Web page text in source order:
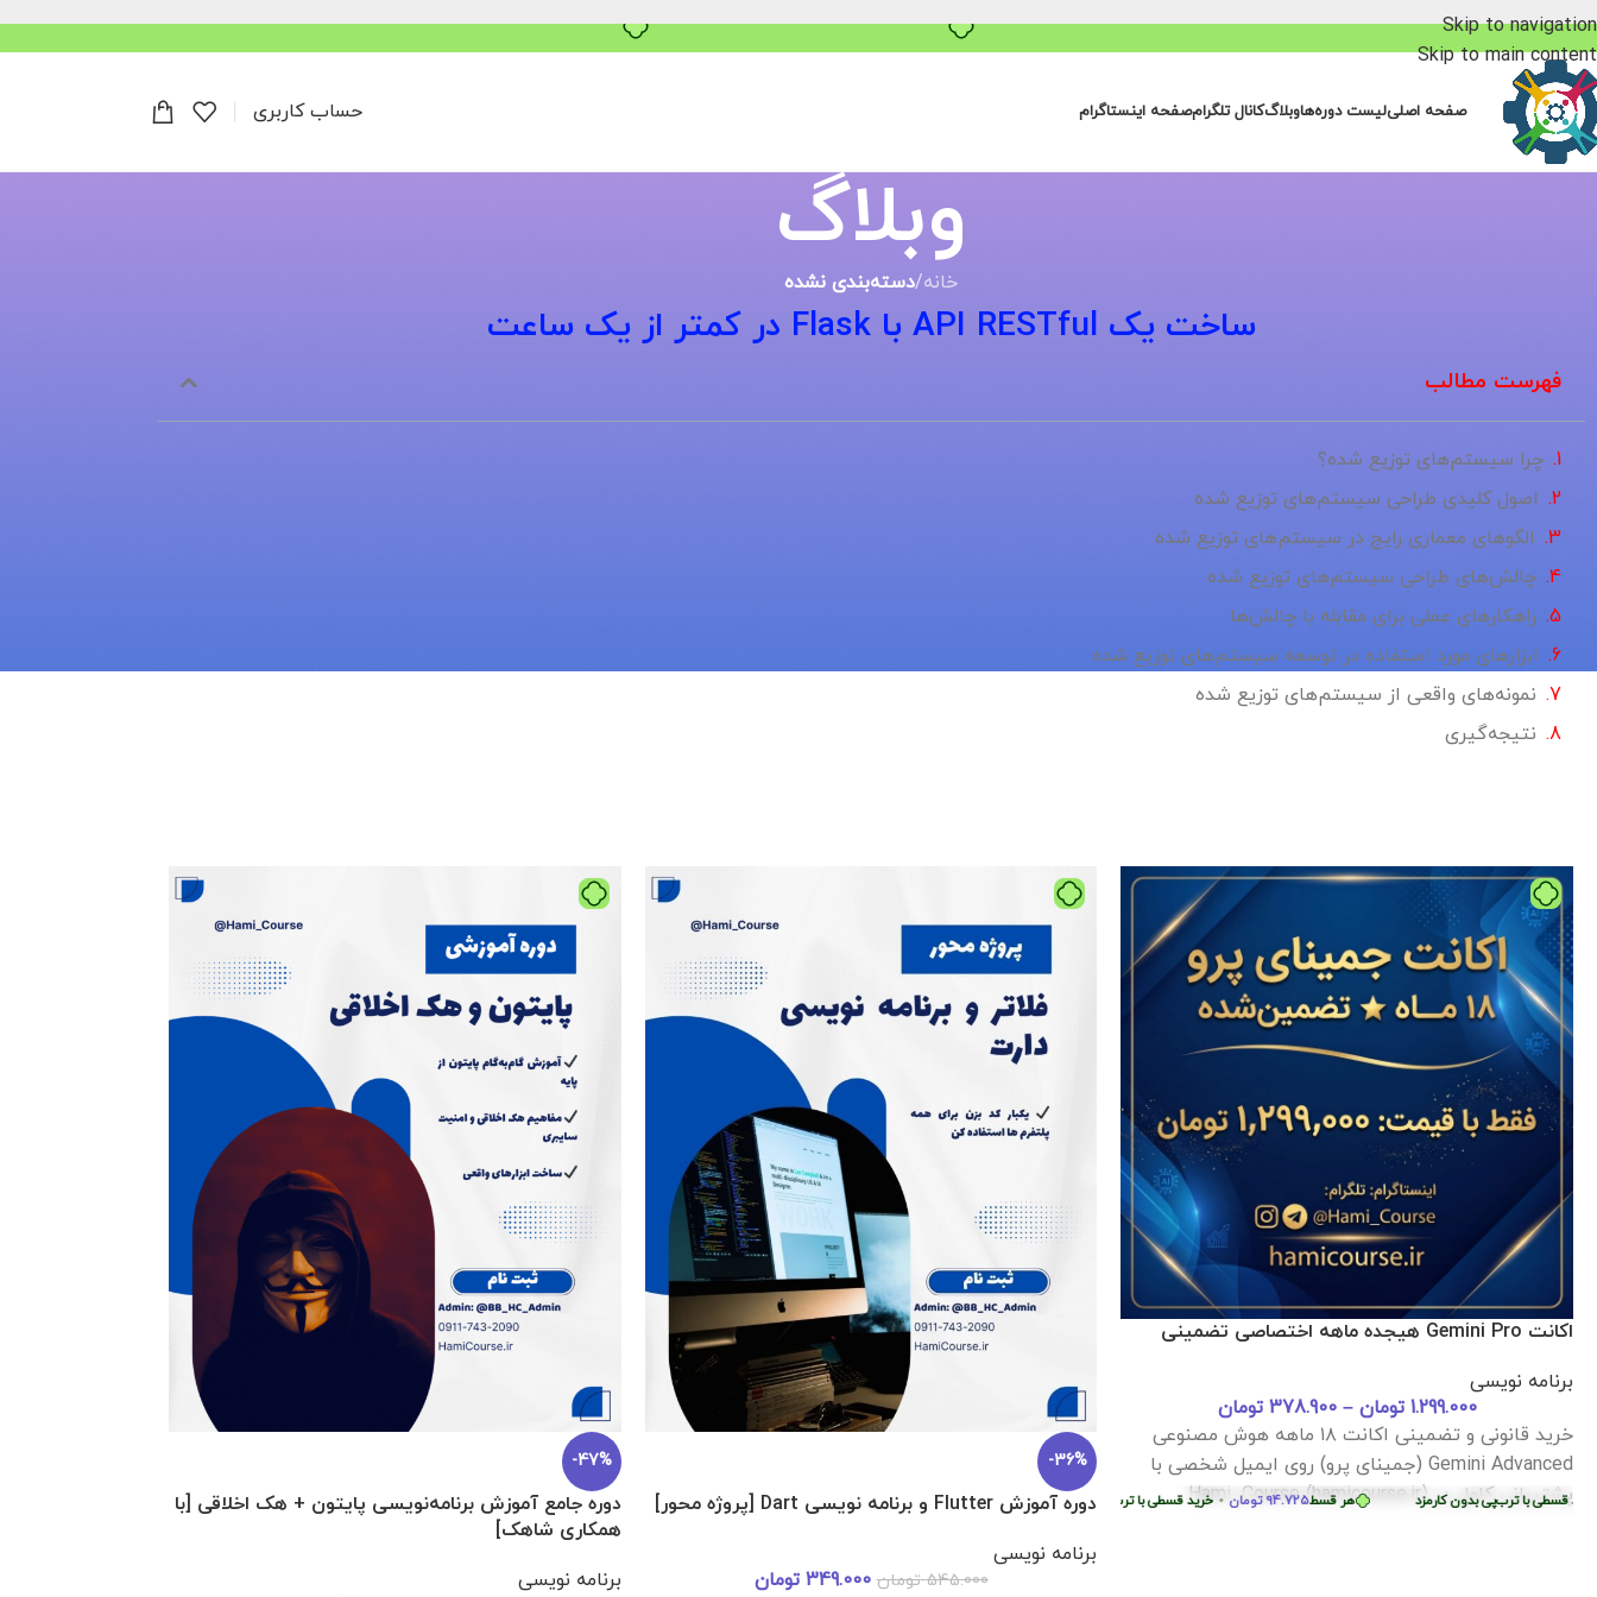
Skip to navigation
Skip to main content
صفحه اصلیلیست دوره‌هاوبلاگکانال تلگرامصفحه اینستاگرام حساب کاربری
وبلاگ
خانه/دسته‌بندی نشده
ساخت یک API RESTful با Flask در کمتر از یک ساعت
فهرست مطالب
چرا سیستم‌های توزیع شده؟
اصول کلیدی طراحی سیستم‌های توزیع شده
الگوهای معماری رایج در سیستم‌های توزیع شده
چالش‌های طراحی سیستم‌های توزیع شده
راهکارهای عملی برای مقابله با چالش‌ها
ابزارهای مورد استفاده در توسعه سیستم‌های توزیع شده
نمونه‌های واقعی از سیستم‌های توزیع شده
نتیجه‌گیری
هر قسط94.725تومان • خرید قسطی با ترب‌پی بدون کارمزد با ترب‌پی بدون کارمزد
اکانت Gemini Pro هیجده ماهه اختصاصی تضمینی
برنامه نویسی
1.299.000 تومان –
378.900 تومان
خرید قانونی و تضمینی اکانت ۱۸ ماهه هوش مصنوعی
Gemini Advanced (جمینای پرو) روی ایمیل شخصی با
پشتیبانی کامل در Hami_Course (hamicourse.ir)
-36%
دوره آموزش Flutter و برنامه نویسی Dart [پروژه محور]
برنامه نویسی
545.000 تومان 349.000 تومان
-47%
دوره جامع آموزش برنامه‌نویسی پایتون + هک اخلاقی [با
همکاری شاهک]
برنامه نویسی